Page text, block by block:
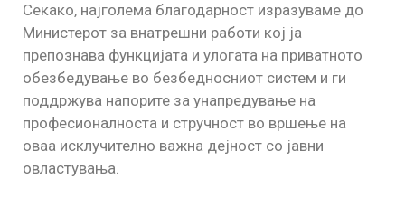
Секако, најголема благодарност изразуваме до
Министерот за внатрешни работи кој ја
препознава функцијата и улогата на приватното
обезбедување во безбедносниот систем и ги
поддржува напорите за унапредување на
професионалноста и стручност во вршење на
оваа исклучително важна дејност со јавни
овластувања.